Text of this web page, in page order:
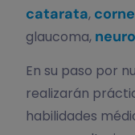
catarata,
glaucoma,
En su paso por
realizarán
habilidades